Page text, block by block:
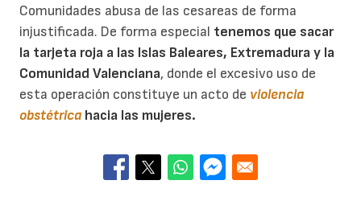
Comunidades abusa de las cesareas de forma
injustificada. De forma especial tenemos que sacar
la tarjeta roja a las Islas Baleares, Extremadura y la
Comunidad Valenciana, donde el excesivo uso de
esta operación constituye un acto de violencia
obstétrica hacia las mujeres.